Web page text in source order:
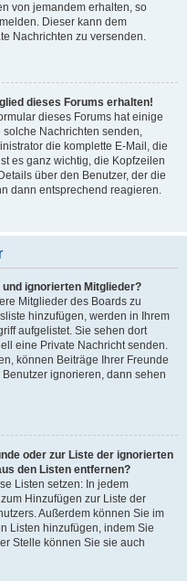
von jemandem erhalten, so
Dieser kann dem
Nachrichten zu versenden.
dieses Forums erhalten!
dieses Forums hat einige
Nachrichten senden,
die komplette E-Mail, die
es ganz wichtig, die Kopfzeilen
über den Benutzer, der die
dann entsprechend reagieren.
ignorierten Mitglieder?
Mitglieder des Boards zu
hinzufügen, werden in Ihrem
aufgelistet. Sie sehen dort
eine Private Nachricht senden.
können Beiträge Ihrer Freunde
ignorieren, dann sehen
oder zur Liste der ignorierten
den Listen entfernen?
Listen setzen: In jedem
Hinzufügen zur Liste der
Außerdem können Sie im
Listen hinzufügen, indem Sie
Stelle können Sie sie auch